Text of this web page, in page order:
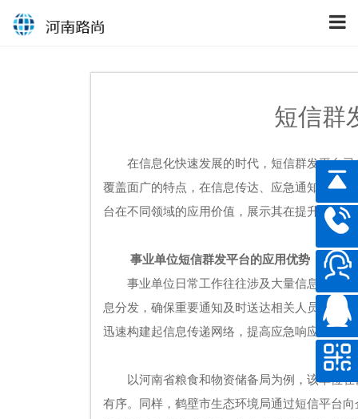
短信群
在信息化快速发展的时代，短信群发平台
覆盖面广的特点，在信息传达、应急通知、服
台在不同领域的应用价值，展示其在提升工作
事业单位短信群发平台的应用优势
事业单位日常工作往往涉及大量信息传递
息分发，确保重要通知及时送达相关人员。与
迅速构建起信息传递网络，提高应急响应能力。
以河南省粮食和物资储备局为例，该单位
有序。同样，鹤壁市生态环境局通过短信平台